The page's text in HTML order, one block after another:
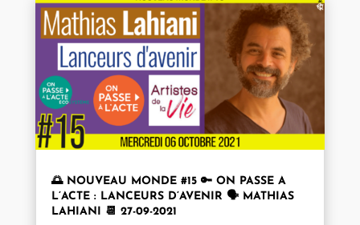
🌅 NOUVEAU MONDE #15 🔑 ON PASSE A
L’ACTE : LANCEURS D’AVENIR 🗣 MATHIAS
LAHIANI 📆 27-09-2021